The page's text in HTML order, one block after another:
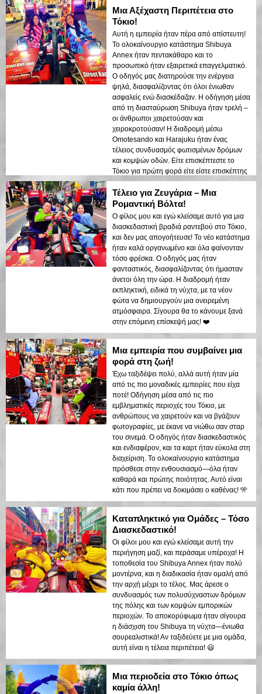
Μια Αξέχαστη Περιπέτεια στο
Τόκιο!
Αυτή η εμπειρία ήταν πέρα από απίστευτη!
Το ολοκαίνουργιο κατάστημα Shibuya
Annex ήταν πεντακάθαρο και το
προσωπικό ήταν εξαιρετικά επαγγελματικό.
Ο οδηγός μας διατηρούσε την ενέργεια
ψηλά, διασφαλίζοντας ότι όλοι ένιωθαν
ασφαλείς ενώ διασκέδαζαν. Η οδήγηση μέσα
από τη διασταύρωση Shibuya ήταν τρελή –
οι άνθρωποι χαιρετούσαν και
χειροκροτούσαν! Η διαδρομή μέσω
Omotesando και Harajuku ήταν ένας
τέλειος συνδυασμός φωτισμένων δρόμων
και κομψών οδών. Είτε επισκέπτεστε το
Τόκιο για πρώτη φορά είτε είστε επισκέπτης
που επιστρέφει, αυτή η ξενάγηση είναι
απαραίτητη! 🚗💨
Τέλειο για Ζευγάρια – Μια
Ρομαντική Βόλτα!
Ο φίλος μου και εγώ κλείσαμε αυτό για μια
διασκεδαστική βραδιά ραντεβού στο Τόκιο,
και δεν μας απογοήτευσε! Το νέο κατάστημα
ήταν καλά οργανωμένο και όλα φαίνονταν
τόσο φρέσκα. Ο οδηγός μας ήταν
φανταστικός, διασφαλίζοντας ότι ήμασταν
άνετοι όλη την ώρα. Η διαδρομή ήταν
εκπληκτική, ειδικά τη νύχτα, με τα νέον
φώτα να δημιουργούν μια ονειρεμένη
ατμόσφαιρα. Σίγουρα θα το κάνουμε ξανά
στην επόμενη επίσκεψή μας! ❤️
Μια εμπειρία που συμβαίνει μια
φορά στη ζωή!
Έχω ταξιδέψει πολύ, αλλά αυτή ήταν μία
από τις πιο μοναδικές εμπειρίες που είχα
ποτέ! Οδήγηση μέσα από τις πιο
εμβληματικές περιοχές του Τόκιο, με
ανθρώπους να χαιρετούν και να βγάζουν
φωτογραφίες, με έκανε να νιώθω σαν σταρ
του σινεμά. Ο οδηγός ήταν διασκεδαστικός
και ενδιαφέρον, και τα καρτ ήταν εύκολα στη
διαχείριση. Το ολοκαίνουργιο κατάστημα
πρόσθεσε στην ενθουσιασμό—όλα ήταν
καθαρά και πρώτης ποιότητας. Αυτό είναι
κάτι που πρέπει να δοκιμάσει ο καθένας! 🎌
Καταπληκτικό για Ομάδες – Τόσο
Διασκεδαστικό!
Οι φίλοι μου και εγώ κλείσαμε αυτή την
περιήγηση μαζί, και περάσαμε υπέροχα! Η
τοποθεσία του Shibuya Annex ήταν πολύ
μοντέρνα, και η διαδικασία ήταν ομαλή από
την αρχή μέχρι το τέλος. Μας άρεσε ο
συνδυασμός των πολυσύχναστων δρόμων
της πόλης και των κομψών εμπορικών
περιοχών. Το αποκορύφωμα ήταν σίγουρα
η διάσχιση του Shibuya τη νύχτα—ένιωθα
σουρεαλιστικά! Αν ταξιδεύετε με μια ομάδα,
αυτή είναι η τέλεια περιπέτεια! 😃
Μια περιοδεία στο Τόκιο όπως
καμία άλλη!